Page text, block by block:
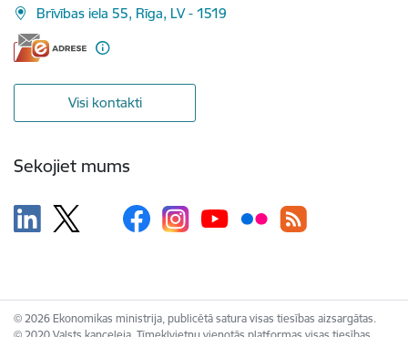
Brīvības iela 55, Rīga, LV - 1519
Visi kontakti
Sekojiet mums
© 2026 Ekonomikas ministrija, publicētā satura visas tiesības aizsargātas.